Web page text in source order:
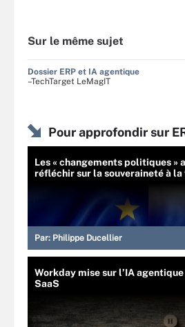
Sur le même sujet
Dossier ERP et IA agentique
–TechTarget LeMagIT
Pour approfondir sur
Les « changements politiques »
réfléchir sur la souveraineté à
Par: Philippe Ducellier
Workday mise sur l’IA
SaaS